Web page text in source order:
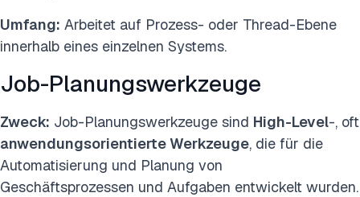
Umfang: Arbeitet auf Prozess- oder Thread-Ebene
innerhalb eines einzelnen Systems.
Job-Planungswerkzeuge
Zweck: Job-Planungswerkzeuge sind High-Level-, oft
anwendungsorientierte Werkzeuge, die für die
Automatisierung und Planung von
Geschäftsprozessen und Aufgaben entwickelt wurden.